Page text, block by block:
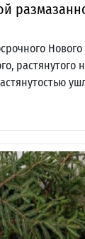
Нового
растянутого